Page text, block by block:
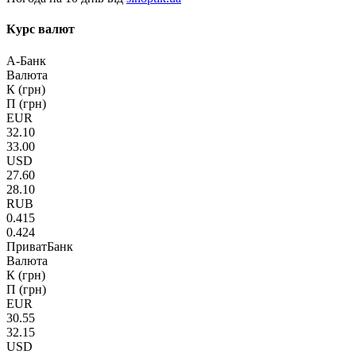
Курс валют
А-Банк
Валюта
К (грн)
П (грн)
EUR
32.10
33.00
USD
27.60
28.10
RUB
0.415
0.424
ПриватБанк
Валюта
К (грн)
П (грн)
EUR
30.55
32.15
USD